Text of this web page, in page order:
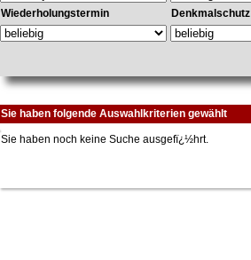
Wiederholungstermin Denkmalschutz
Sie haben folgende Auswahlkriterien gewählt
Sie haben noch keine Suche ausgefï¿½hrt.